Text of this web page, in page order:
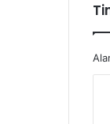
n
o
n